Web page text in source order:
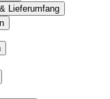
Lieferumfang